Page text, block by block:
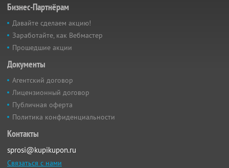
Бизнес-Партнёрам
Давайте сделаем акцию!
Заработайте, как Вебмастер
Прошедшие акции
Документы
Агентский договор
Лицензионный договор
Публичная оферта
Политика конфиденциальности
Контакты
sprosi@kupikupon.ru
Связаться с нами